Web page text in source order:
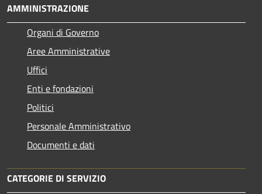
AMMINISTRAZIONE
Organi di Governo
Aree Amministrative
Uffici
Enti e fondazioni
Politici
Personale Amministrativo
Documenti e dati
CATEGORIE DI SERVIZIO